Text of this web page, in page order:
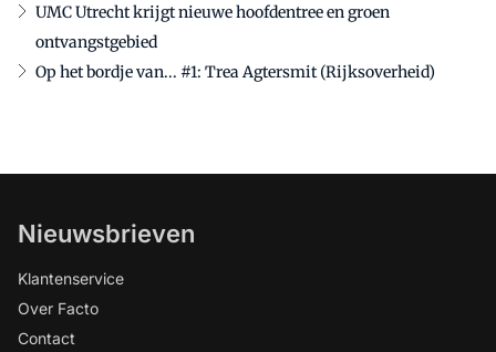
UMC Utrecht krijgt nieuwe hoofdentree en groen
ontvangstgebied
Op het bordje van... #1: Trea Agtersmit (Rijksoverheid)
Nieuwsbrieven
Klantenservice
Over Facto
Contact